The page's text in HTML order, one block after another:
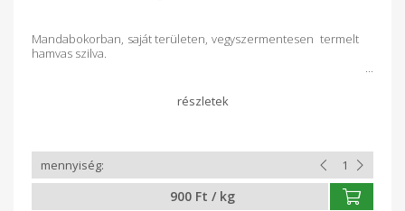
Mandabokorban, saját területen, vegyszermentesen termelt
hamvas szilva.
900 Ft / kg